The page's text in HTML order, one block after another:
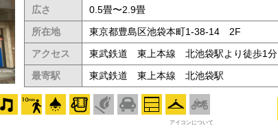
広さ
0.5畳〜2.9畳
所在地
東京都豊島区池袋本町1-38-14 2F
アクセス
東武鉄道 東上本線 北池袋駅より徒歩1分
最寄駅
東武鉄道 東上本線 北池袋駅
アイコンについて